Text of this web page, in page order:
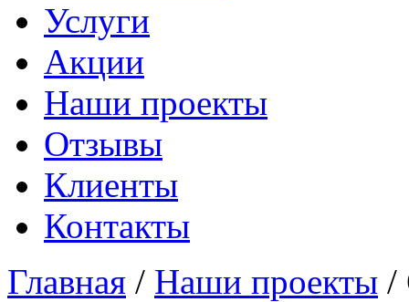
Услуги
Акции
Наши проекты
Отзывы
Клиенты
Контакты
Главная / Наши проекты /